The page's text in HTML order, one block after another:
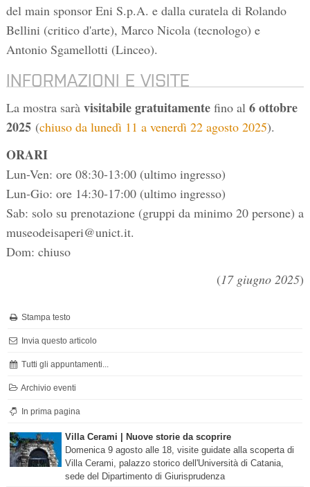
del main sponsor Eni S.p.A. e dalla curatela di Rolando
Bellini (critico d'arte), Marco Nicola (tecnologo) e
Antonio Sgamellotti (Linceo).
INFORMAZIONI E VISITE
La mostra sarà visitabile gratuitamentefino al 6 ottobre
2025 (chiuso da lunedì 11 a venerdì 22 agosto 2025).
ORARI
Lun-Ven: ore 08:30-13:00 (ultimo ingresso)
Lun-Gio: ore 14:30-17:00 (ultimo ingresso)
Sab: solo su prenotazione (gruppi da minimo 20 persone) a
museodeisaperi@unict.it.
Dom: chiuso
(17 giugno 2025)
Stampa testo
Invia questo articolo
Tutti gli appuntamenti...
Archivio eventi
In prima pagina
Villa Cerami | Nuove storie da scoprire
Domenica 9 agosto alle 18, visite guidate alla scoperta di
Villa Cerami, palazzo storico dell'Università di Catania,
sede del Dipartimento di Giurisprudenza